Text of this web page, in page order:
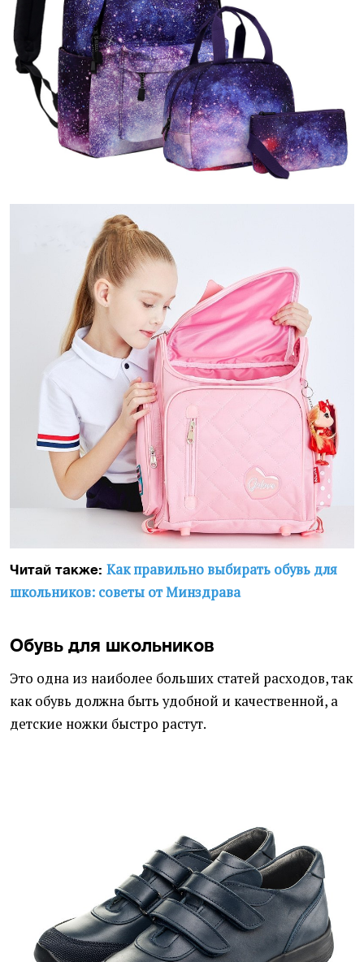
Читай также: Как правильно выбирать обувь для
школьников: советы от Минздрава
Обувь для школьников
Это одна из наиболее больших статей расходов, так
как обувь должна быть удобной и качественной, а
детские ножки быстро растут.